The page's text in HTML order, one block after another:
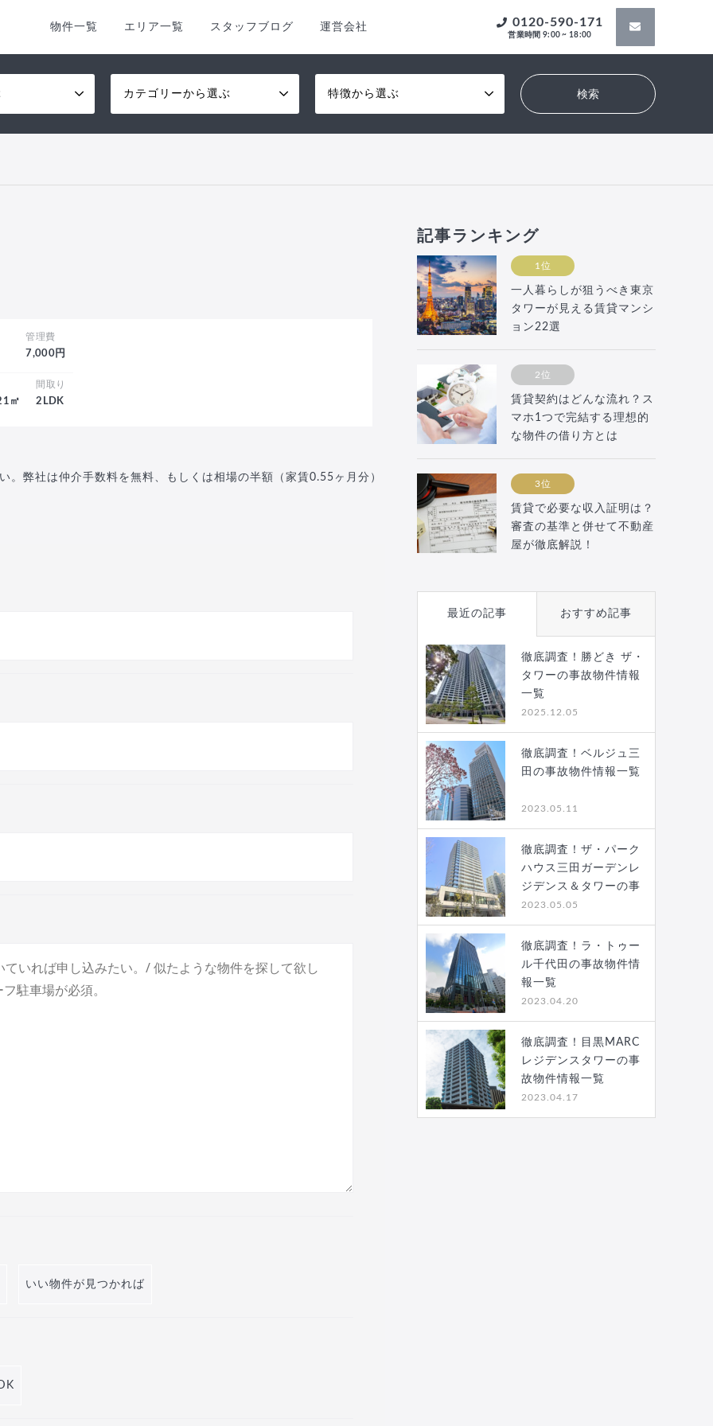
物件一覧 エリア一覧 スタッフブログ 運営会社 0120-590-171
営業時間 9:00 ~ 18:00
カテゴリーから選ぶ 特徴から選ぶ
管理費
7,000円
㎡
間取り
2LDK
。弊社は仲介手数料を無料、もしくは相場の半額（家賃0.55ヶ月分）
いい物件が見つかれば
記事ランキング
1位
一人暮らしが狙うべき東京
タワーが見える賃貸マンシ
ョン22選
2位
賃貸契約はどんな流れ？ス
マホ1つで完結する理想的
な物件の借り方とは
3位
賃貸で必要な収入証明は？
審査の基準と併せて不動産
屋が徹底解説！
最近の記事 おすすめ記事
徹底調査！勝どき ザ・
タワーの事故物件情報
一覧
2025.12.05
徹底調査！ベルジュ三
田の事故物件情報一覧
2023.05.11
徹底調査！ザ・パーク
ハウス三田ガーデンレ
ジデンス＆タワーの事
故…
2023.05.05
徹底調査！ラ・トゥー
ル千代田の事故物件情
報一覧
2023.04.20
徹底調査！目黒MARC
レジデンスタワーの事
故物件情報一覧
2023.04.17